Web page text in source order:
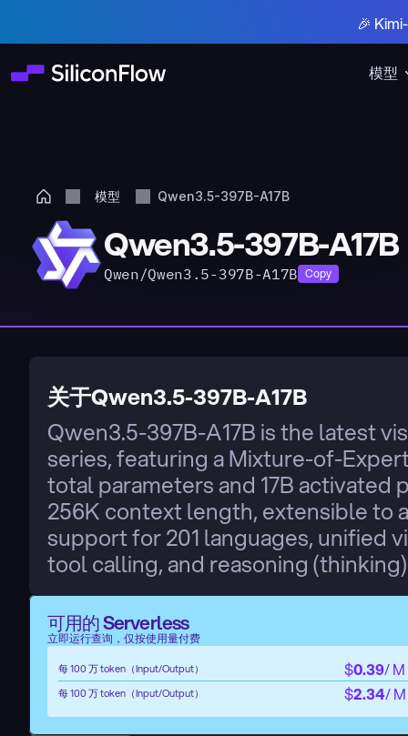
模型
🎉
模型 Qwen3.5-397B-A17B
Qwen3.5-397B-A17B
Qwen/Qwen3.5-397B-A17B Copy
关于Qwen3.5-397B-A17B
Qwen3.5-397B-A17B is the latest
series, featuring a Mixture-of-
total parameters and 17B activated
256K context length, extensible to
support for 201 languages, unified
tool calling, and reasoning
可用的 Serverless
立即运行查询，仅按使用量付费
每 100 万 token（Input/Output） $0.39/
每 100 万 token（Input/Output） $2.34/